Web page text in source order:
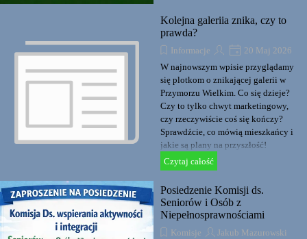
Kolejna galeriia znika, czy to
prawda?
Informacje
20 Maj 2026
W najnowszym wpisie przyglądamy
się plotkom o znikającej galerii w
Przymorzu Wielkim. Co się dzieje?
Czy to tylko chwyt marketingowy,
czy rzeczywiście coś się kończy?
Sprawdźcie, co mówią mieszkańcy i
jakie są plany na przyszłość!
Czytaj całość
Posiedzenie Komisji ds.
Seniorów i Osób z
Niepełnosprawnościami
Komisje
Jakub Mazurowski